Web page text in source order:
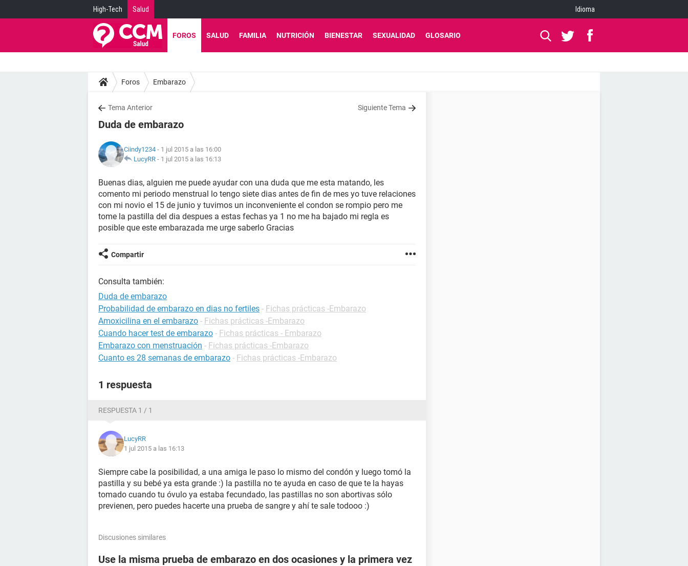
High-Tech Salud Idioma
FOROS SALUD FAMILIA NUTRICIÓN BIENESTAR SEXUALIDAD GLOSARIO
Foros Embarazo
Tema Anterior Siguiente Tema
Duda de embarazo
Ciindy1234 - 1 jul 2015 a las 16:00
LucyRR - 1 jul 2015 a las 16:13
Buenas dias, alguien me puede ayudar con una duda que me esta matando, les
comento mi periodo menstrual lo tengo siete dias antes de fin de mes yo tuve relaciones
con mi novio el 15 de junio y tuvimos un inconveniente el condon se rompio pero me
tome la pastilla del dia despues a estas fechas ya 1 no me ha bajado mi regla es
posible que este embarazada me urge saberlo Gracias
Compartir
Consulta también:
Duda de embarazo
Probabilidad de embarazo en dias no fertiles - Fichas prácticas -Embarazo
Amoxicilina en el embarazo - Fichas prácticas -Embarazo
Cuando hacer test de embarazo - Fichas prácticas - Embarazo
Embarazo con menstruación - Fichas prácticas -Embarazo
Cuanto es 28 semanas de embarazo - Fichas prácticas -Embarazo
1 respuesta
RESPUESTA 1 / 1
LucyRR
1 jul 2015 a las 16:13
Siempre cabe la posibilidad, a una amiga le paso lo mismo del condón y luego tomó la
pastilla y su bebé ya esta grande :) la pastilla no te ayuda en caso de que te la hayas
tomado cuando tu óvulo ya estaba fecundado, las pastillas no son abortivas sólo
previenen, pero puedes hacerte una prueba de sangre y ahí te sale todooo :)
Discusiones similares
Use la misma prueba de embarazo en dos ocasiones y la primera vez